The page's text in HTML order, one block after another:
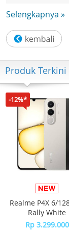
Maspion
dari Maspion
nyaring ketika
dapat
Spesifikasi
Nama Produk :
Tipe :
Bahan Material
Panjang Kabel :
Kapasitas : 24
Daya : 500 Watt
Tegangan AC :
Dimensi (P x L
Berat : 2 Kg
Warna : Biru,
Made In :
Others
Selengkapnya »
Produk Terkini
-12%*
Realme P4X 6/
Rally White
Rp 3.299.000